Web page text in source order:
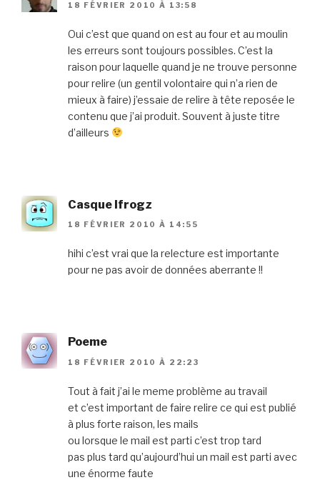
18 FÉVRIER 2010 À 13:58
Oui c’est que quand on est au four et au moulin
les erreurs sont toujours possibles. C’est la
raison pour laquelle quand je ne trouve personne
pour relire (un gentil volontaire qui n’a rien de
mieux à faire) j’essaie de relire à tête reposée le
contenu que j’ai produit. Souvent à juste titre
d’ailleurs
Casque Ifrogz
18 FÉVRIER 2010 À 14:55
hihi c’est vrai que la relecture est importante
pour ne pas avoir de données aberrante !!
Poeme
18 FÉVRIER 2010 À 22:23
Tout à fait j’ai le meme problème au travail
et c’est important de faire relire ce qui est publié
à plus forte raison, les mails
ou lorsque le mail est parti c’est trop tard
pas plus tard qu’aujourd’hui un mail est parti avec
une énorme faute